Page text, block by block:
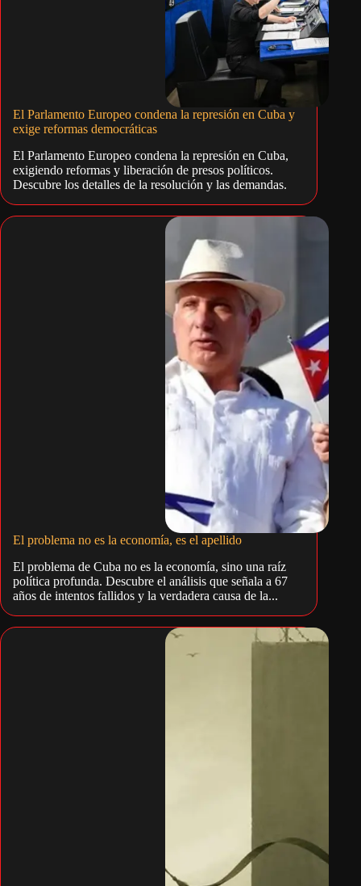
El Parlamento Europeo condena la represión en Cuba y
exige reformas democráticas
El Parlamento Europeo condena la represión en Cuba,
exigiendo reformas y liberación de presos políticos.
Descubre los detalles de la resolución y las demandas.
El problema no es la economía, es el apellido
El problema de Cuba no es la economía, sino una raíz
política profunda. Descubre el análisis que señala a 67
años de intentos fallidos y la verdadera causa de la...